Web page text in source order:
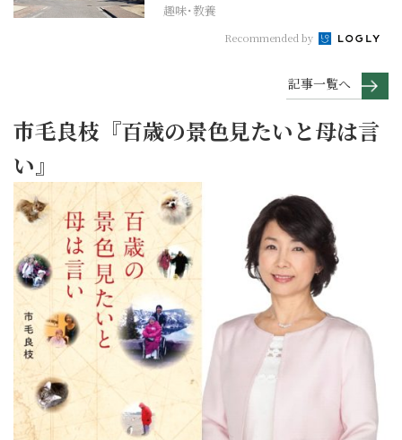
趣味･教養
Recommended by
記事一覧へ
市毛良枝『百歳の景色見たいと母は言
い』